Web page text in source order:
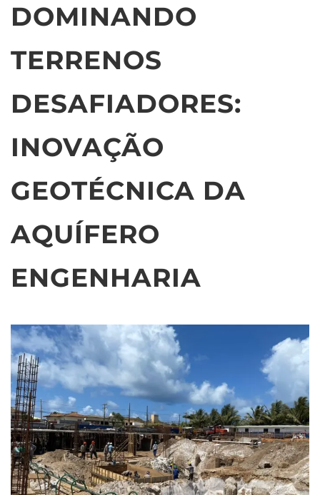
DOMINANDO
TERRENOS
DESAFIADORES:
INOVAÇÃO
GEOTÉCNICA DA
AQUÍFERO
ENGENHARIA